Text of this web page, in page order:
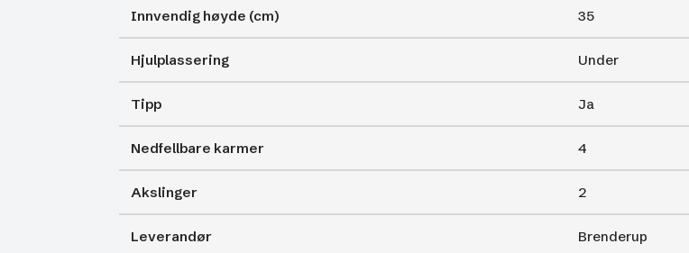
Innvendig høyde (cm) 35
Hjulplassering Under
Tipp Ja
Nedfellbare karmer 4
Akslinger 2
Leverandør Brenderup